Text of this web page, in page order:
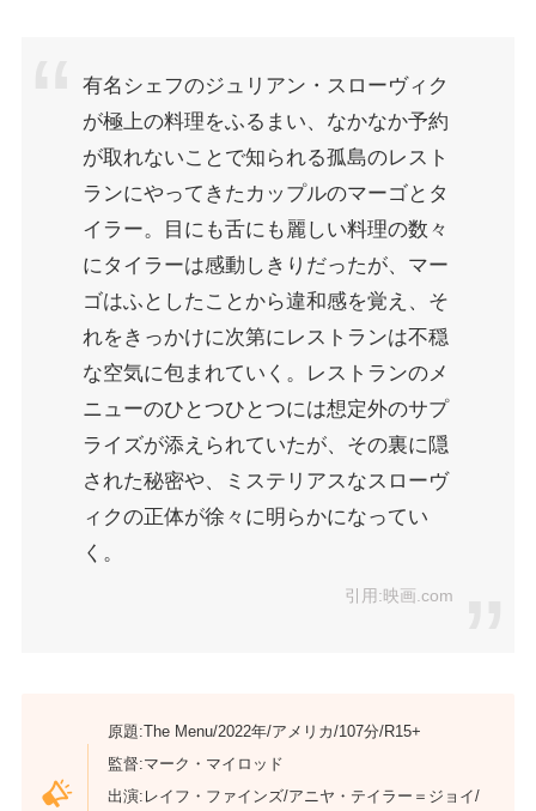
有名シェフのジュリアン・スローヴィク
が極上の料理をふるまい、なかなか予約
が取れないことで知られる孤島のレスト
ランにやってきたカップルのマーゴとタ
イラー。目にも舌にも麗しい料理の数々
にタイラーは感動しきりだったが、マー
ゴはふとしたことから違和感を覚え、そ
れをきっかけに次第にレストランは不穏
な空気に包まれていく。レストランのメ
ニューのひとつひとつには想定外のサプ
ライズが添えられていたが、その裏に隠
された秘密や、ミステリアスなスローヴ
ィクの正体が徐々に明らかになってい
く。
引用:映画.com
原題:The Menu/2022年/アメリカ/107分/R15+
監督:マーク・マイロッド
出演:レイフ・ファインズ/アニヤ・テイラー＝ジョイ/